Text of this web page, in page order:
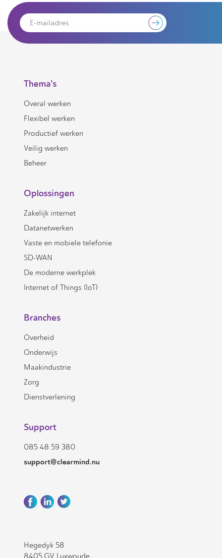
Thema's
Overal werken
Flexibel werken
Productief werken
Veilig werken
Beheer
Oplossingen
Zakelijk internet
Datanetwerken
Vaste en mobiele telefonie
SD-WAN
De moderne werkplek
Internet of Things (IoT)
Branches
Overheid
Onderwijs
Maakindustrie
Zorg
Dienstverlening
Support
085 48 59 380
support@clearmind.nu
Hegedyk 58
8405 GV Luxwoude